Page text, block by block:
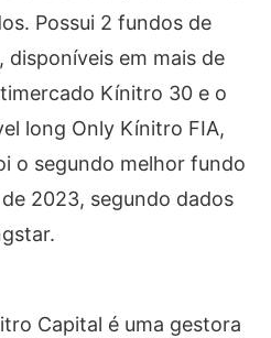
Possui 2 fundos de
em mais de
Kínitro 30 e o
long Only Kínitro FIA,
o segundo melhor fundo
2023, segundo dados
Capital é uma gestora